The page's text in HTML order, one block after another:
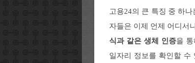
고용24의 큰 특징 중 하나
자들은 이제 언제 어디서
식과 같은 생체 인증을 통
일자리 정보를 확인할 수